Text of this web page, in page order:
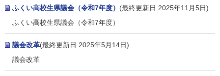
ふくい高校生県議会（令和7年度） (最終更新日 2025年11月5日)
ふくい高校生県議会（令和7年度）
議会改革(最終更新日 2025年5月14日)
議会改革